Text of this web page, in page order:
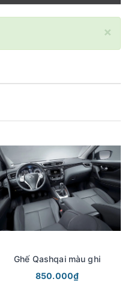
×
Ghế Qashqai màu ghi
850.000₫